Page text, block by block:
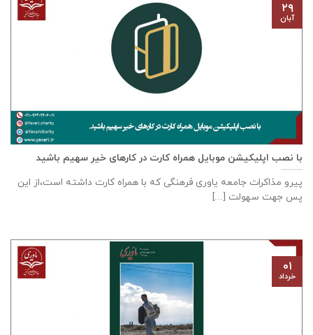
با نصب اپلیکیشن موبایل همراه کارت در کارهای خیر سهیم باشید
پیرو مذاکرات جامعه ياوری فرهنگی که با همراه کارت داشته است،از این
پس جهت سهولت [...]
۲۹
آبان
۰۱
خرداد